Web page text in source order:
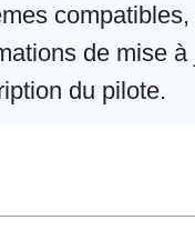
compatibles,
de mise à
du pilote.